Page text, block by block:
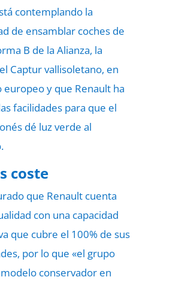
contemplando la
de ensamblar coches de
B de la Alianza, la
Captur vallisoletano, en
y que Renault ha
facilidades para que el
dé luz verde al
coste
que Renault cuenta
con una capacidad
que cubre el 100% de sus
por lo que «el grupo
conservador en